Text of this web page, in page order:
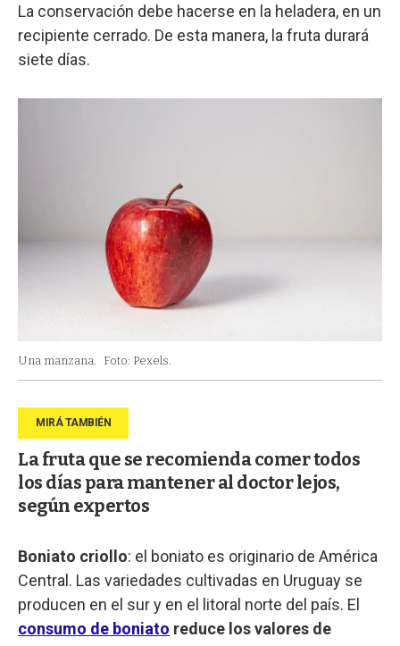
La conservación debe hacerse en la heladera, en un
recipiente cerrado. De esta manera, la fruta durará
siete días.
Una manzana. Foto: Pexels.
La fruta que se recomienda comer todos
los días para mantener al doctor lejos,
según expertos
Boniato criollo: el boniato es originario de América
Central. Las variedades cultivadas en Uruguay se
producen en el sur y en el litoral norte del país. El
consumo de boniato reduce los valores de